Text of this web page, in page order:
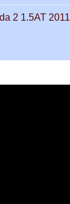
2 1.5AT 2011